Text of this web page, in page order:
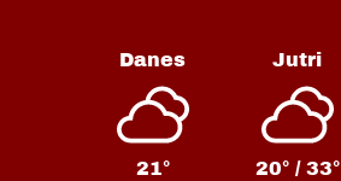
Danes
21°
Jutri
20° / 33°